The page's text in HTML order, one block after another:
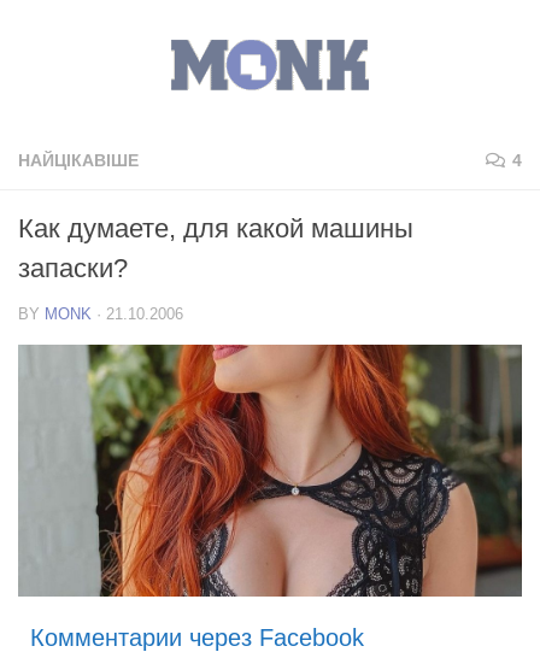
НАЙЦІКАВІШЕ 4
Как думаете, для какой машины
запаски?
BY MONK · 21.10.2006
Комментарии через Facebook